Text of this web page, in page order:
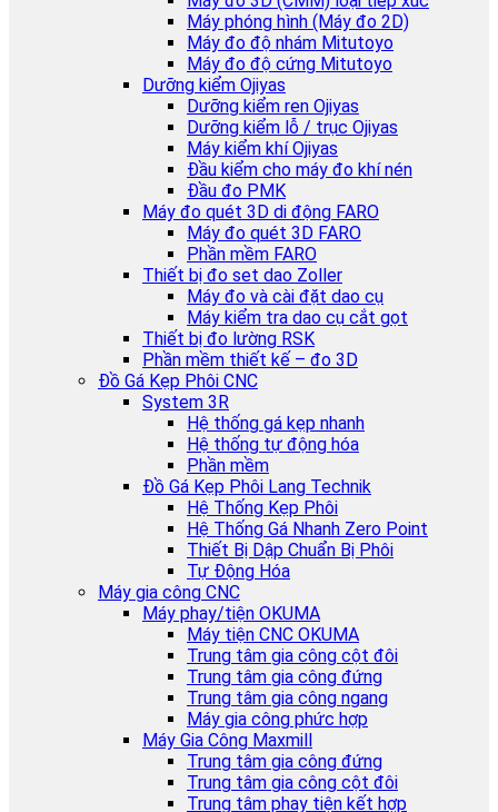
Máy phóng hình (Máy đo 2D)
Máy đo độ nhám Mitutoyo
Máy đo độ cứng Mitutoyo
Dưỡng kiểm Ojiyas
Dưỡng kiểm ren Ojiyas
Dưỡng kiểm lỗ / trục Ojiyas
Máy kiểm khí Ojiyas
Đầu kiểm cho máy đo khí nén
Đầu đo PMK
Máy đo quét 3D di động FARO
Máy đo quét 3D FARO
Phần mềm FARO
Thiết bị đo set dao Zoller
Máy đo và cài đặt dao cụ
Máy kiểm tra dao cụ cắt gọt
Thiết bị đo lường RSK
Phần mềm thiết kế – đo 3D
Đồ Gá Kẹp Phôi CNC
System 3R
Hệ thống gá kẹp nhanh
Hệ thống tự động hóa
Phần mềm
Đồ Gá Kẹp Phôi Lang Technik
Hệ Thống Kẹp Phôi
Hệ Thống Gá Nhanh Zero Point
Thiết Bị Dập Chuẩn Bị Phôi
Tự Động Hóa
Máy gia công CNC
Máy phay/tiện OKUMA
Máy tiện CNC OKUMA
Trung tâm gia công cột đôi
Trung tâm gia công đứng
Trung tâm gia công ngang
Máy gia công phức hợp
Máy Gia Công Maxmill
Trung tâm gia công đứng
Trung tâm gia công cột đôi
Trung tâm phay tiện kết hợp